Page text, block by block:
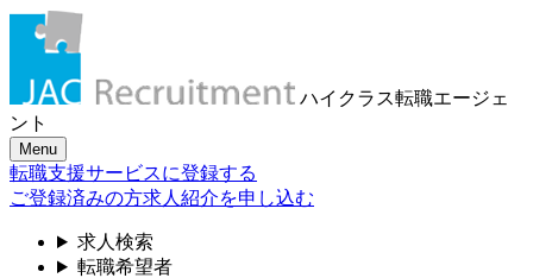
ハイクラス転職エージェ
ント
Menu
転職支援サービスに登録する
ご登録済みの方求人紹介を申し込む
求人検索
転職希望者